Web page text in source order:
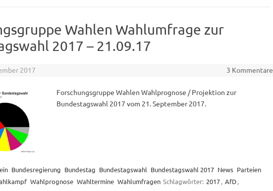
Wahlen Wahlumfrage zur
2017 – 21.09.17
2017 3 Kommentare
Forschungsgruppe Wahlen Wahlprognose / Projektion zur
Bundestagswahl 2017 vom 21. September 2017.
Bundesregierung Bundestag Bundestagswahl Bundestagswahl 2017 News Parteien
Wahlprognose Wahltermine Wahlumfragen Schlagwörter: 2017, AfD,